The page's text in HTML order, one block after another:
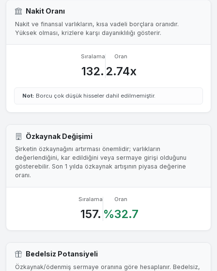
Nakit Oranı
Nakit ve finansal varlıkların, kısa vadeli borçlara oranıdır.
Yüksek olması, krizlere karşı dayanıklılığı gösterir.
Sıralama
132.
Oran
2.74x
Not: Borcu çok düşük hisseler dahil edilmemiştir.
Özkaynak Değişimi
Şirketin özkaynağını artırması önemlidir; varlıkların
değerlendiğini, kar edildiğini veya sermaye girişi olduğunu
gösterebilir. Son 1 yılda özkaynak artışının piyasa değerine
oranı.
Sıralama
157.
Oran
%32.7
Bedelsiz Potansiyeli
Özkaynak/ödenmiş sermaye oranına göre hesaplanır. Bedelsiz,